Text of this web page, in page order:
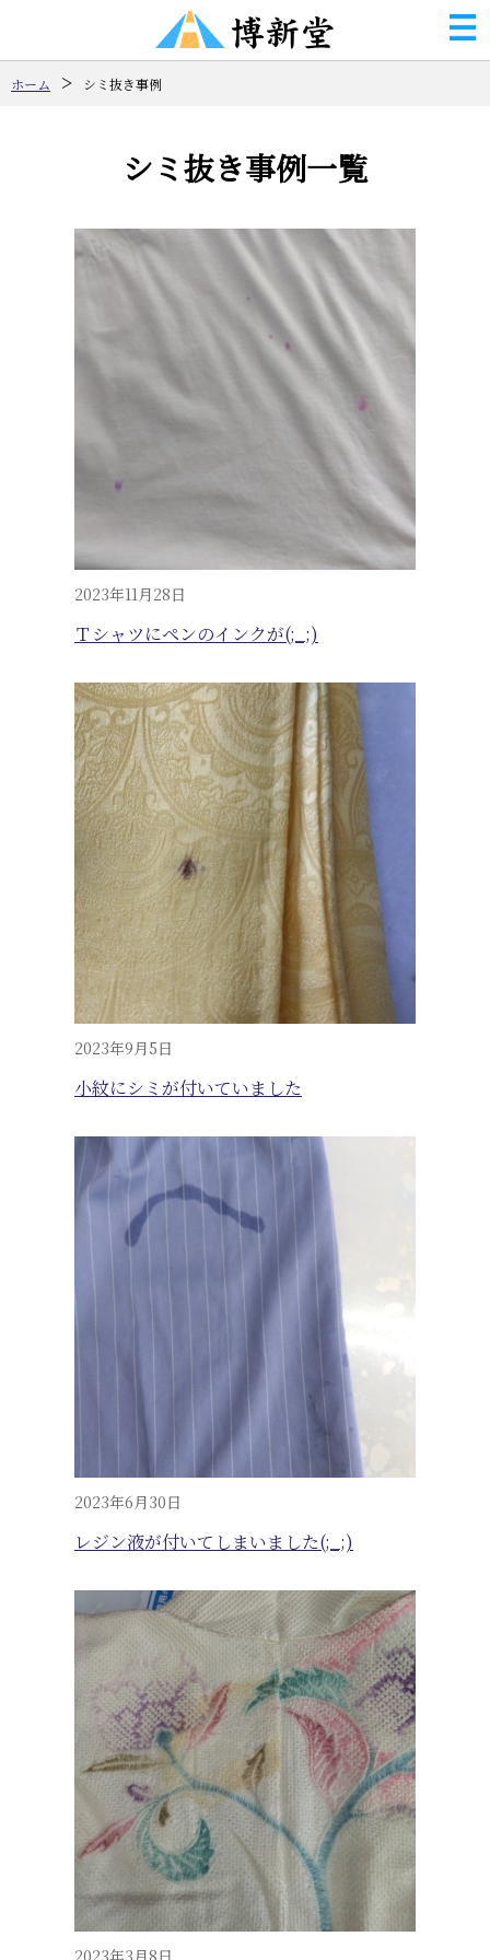
ホーム シミ抜き事例
シミ抜き事例一覧
2023年11月28日
Ｔシャツにペンのインクが(;_;)
2023年9月5日
小紋にシミが付いていました
2023年6月30日
レジン液が付いてしまいました(;_;)
2023年3月8日